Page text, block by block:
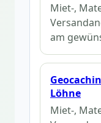
Miet-,
am
Löhne
Miet-,